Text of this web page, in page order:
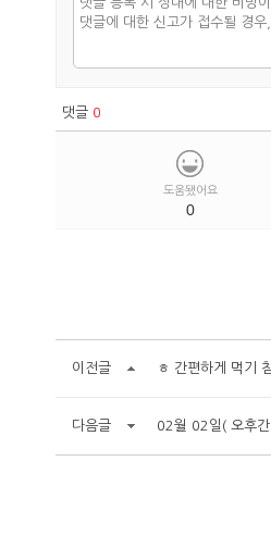
댓글 0
도움됐어요
0
이전글 ㅎ 간편하게 먹기
다음글 02월 02일( 오후